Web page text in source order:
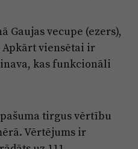
Gaujas vecupe (ezers),
viensētai ir
kas funkcionāli
tirgus vērtību
Vērtējums ir